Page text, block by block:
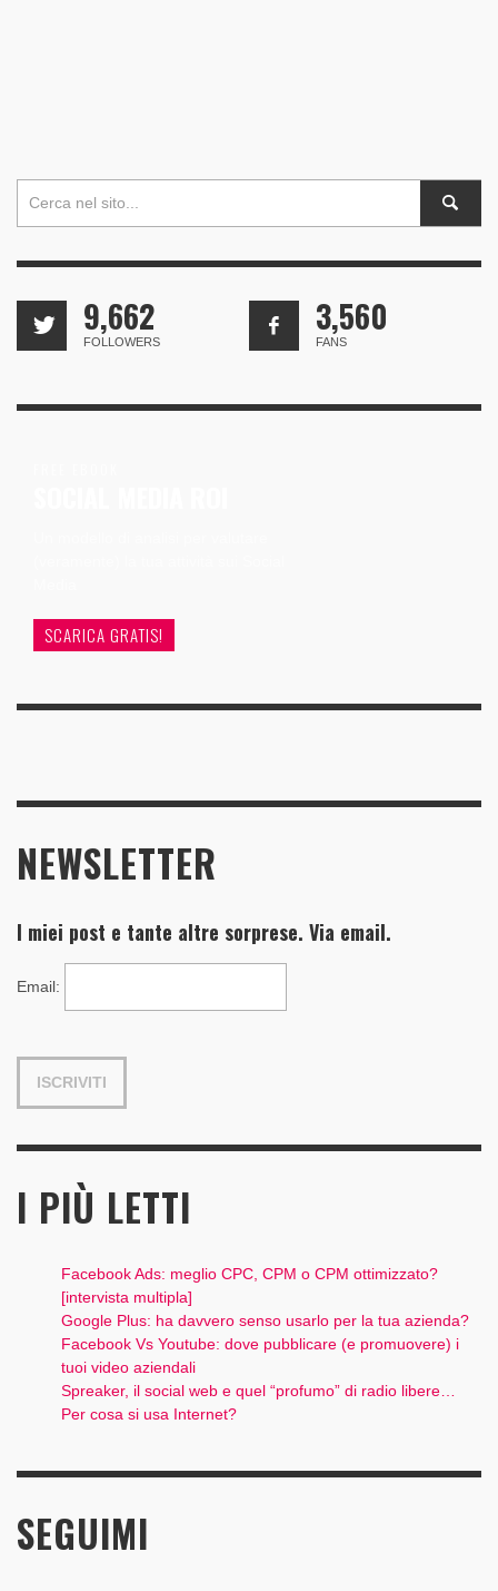
9,662
FOLLOWERS
3,560
FANS
SCARICA GRATIS!
NEWSLETTER
I miei post e tante altre sorprese. Via email.
Email:
I PIÙ LETTI
Facebook Ads: meglio CPC, CPM o CPM ottimizzato?
[intervista multipla]
Google Plus: ha davvero senso usarlo per la tua azienda?
Facebook Vs Youtube: dove pubblicare (e promuovere) i
tuoi video aziendali
Spreaker, il social web e quel “profumo” di radio libere…
Per cosa si usa Internet?
SEGUIMI